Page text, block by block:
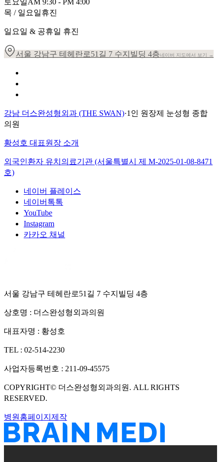
목 / 일요일휴진
일요일 & 공휴일 휴진
서울 강남구 테헤란로51길 7 수지빌딩 4층네이버 지도에서 보기 →
강남 더스완성형외과 (THE SWAN)·1인 원장제 눈성형 종합
의원
황성호 대표원장 소개
외국인환자 유치의료기관 (서울특별시 제 M-2025-01-08-8471
호)
네이버 플레이스
네이버톡톡
YouTube
Instagram
카카오 채널
서울 강남구 테헤란로51길 7 수지빌딩 4층
상호명 : 더스완성형외과의원
대표자명 : 황성호
TEL : 02-514-2230
사업자등록번호 : 211-09-45575
COPYRIGHT© 더스완성형외과의원 . ALL RIGHTS
RESERVED.
병원홈페이지제작